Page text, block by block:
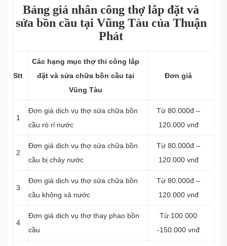
Bảng giá nhân công thợ lắp đặt và
sửa bồn cầu tại Vũng Tàu của Thuận
Phát
Stt
Các hạng mục thợ thi công lắp
đặt và sửa chữa bồn cầu tại
Vũng Tàu
Đơn giá
1
Đơn giá dịch vụ thợ sửa chữa bồn
cầu rò rỉ nước
Từ 80.000đ –
120.000 vnđ
2
Đơn giá dịch vụ thợ sửa chữa bồn
cầu bị chảy nước
Từ 80.000đ –
120.000 vnđ
3
Đơn giá dịch vụ thợ sửa chữa bồn
cầu không xả nước
Từ 80.000đ –
120.000 vnđ
4
Đơn giá dịch vụ thợ thay phao bồn
cầu
Từ 100.000
-150.000 vnđ